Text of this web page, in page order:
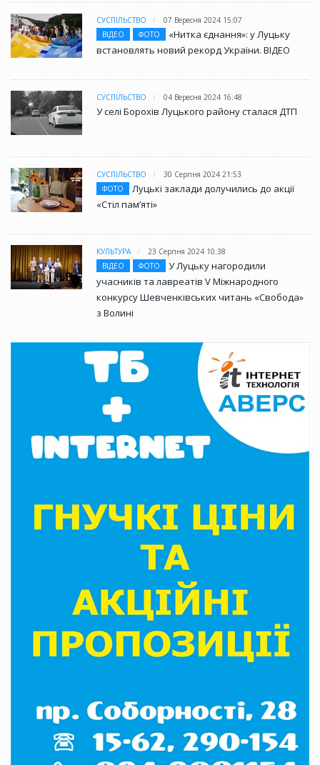
СУСПІЛЬСТВО
07 Вересня 2024 15:07
ВІДЕО
ФОТО
«Нитка єднання»: у Луцьку
встановлять новий рекорд України. ВІДЕО
СУСПІЛЬСТВО 04 Вересня 2024 16:48
У селі Борохів Луцького району сталася ДТП
СУСПІЛЬСТВО
30 Серпня 2024 21:53
ФОТО
Луцькі заклади долучились до акції
«Стіл памʼяті»
КУЛЬТУРА
23 Серпня 2024 10:38
ВІДЕО
ФОТО
У Луцьку нагородили
учасників та лавреатів V Міжнародного
конкурсу Шевченківських читань «Свобода»
з Волині